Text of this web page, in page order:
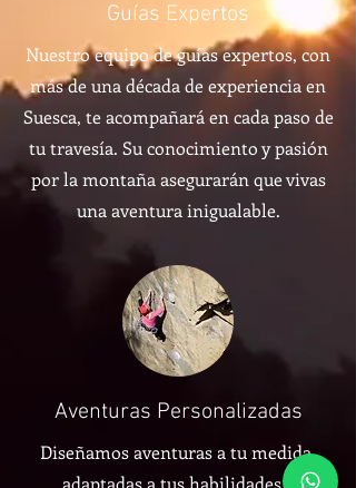
Guías Expertos
Nuestro equipo de guías expertos, con
más de una década de experiencia en
Suesca, te acompañará en cada paso de
tu travesía. Su conocimiento y pasión
por la montaña asegurarán que vivas
una aventura inigualable.
Aventuras Personalizadas
Diseñamos aventuras a tu medida,
adaptadas a tus habilidades y